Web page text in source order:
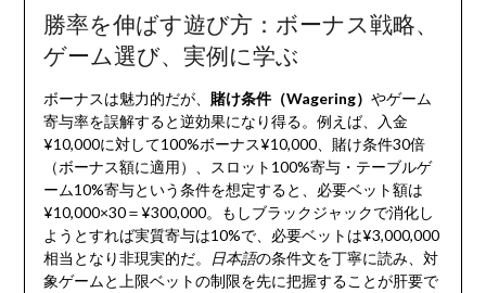
勝率を伸ばす遊び方：ボーナス戦略、
ゲーム選び、実例に学ぶ
ボーナスは魅力的だが、 賭け条件（Wagering） やゲーム
寄与率を誤解すると逆効果になり得る。例えば、入金
¥10,000に対して100%ボーナス¥10,000、賭け条件30倍
（ボーナス額に適用）、スロット100%寄与・テーブルゲ
ーム10%寄与という条件を想定すると、必要ベット額は
¥10,000×30＝¥300,000。もしブラックジャックで消化し
ようとすれば実質寄与は10%で、必要ベットは¥3,000,000
相当となり非現実的だ。
日本語の条件文を丁寧に読み、対
象ゲームと上限ベットの制限を先に把握することが肝要で